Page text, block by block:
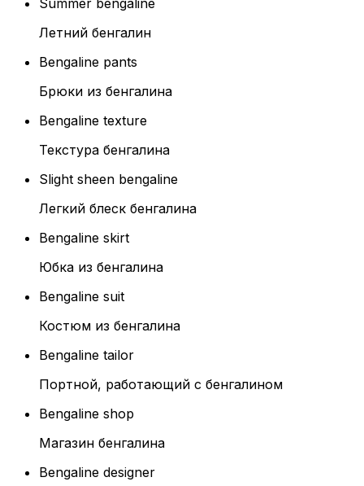
Летний бенгалин
Bengaline pants
Брюки из бенгалина
Bengaline texture
Текстура бенгалина
Slight sheen bengaline
Легкий блеск бенгалина
Bengaline skirt
Юбка из бенгалина
Bengaline suit
Костюм из бенгалина
Bengaline tailor
Портной, работающий с бенгалином
Bengaline shop
Магазин бенгалина
Bengaline designer